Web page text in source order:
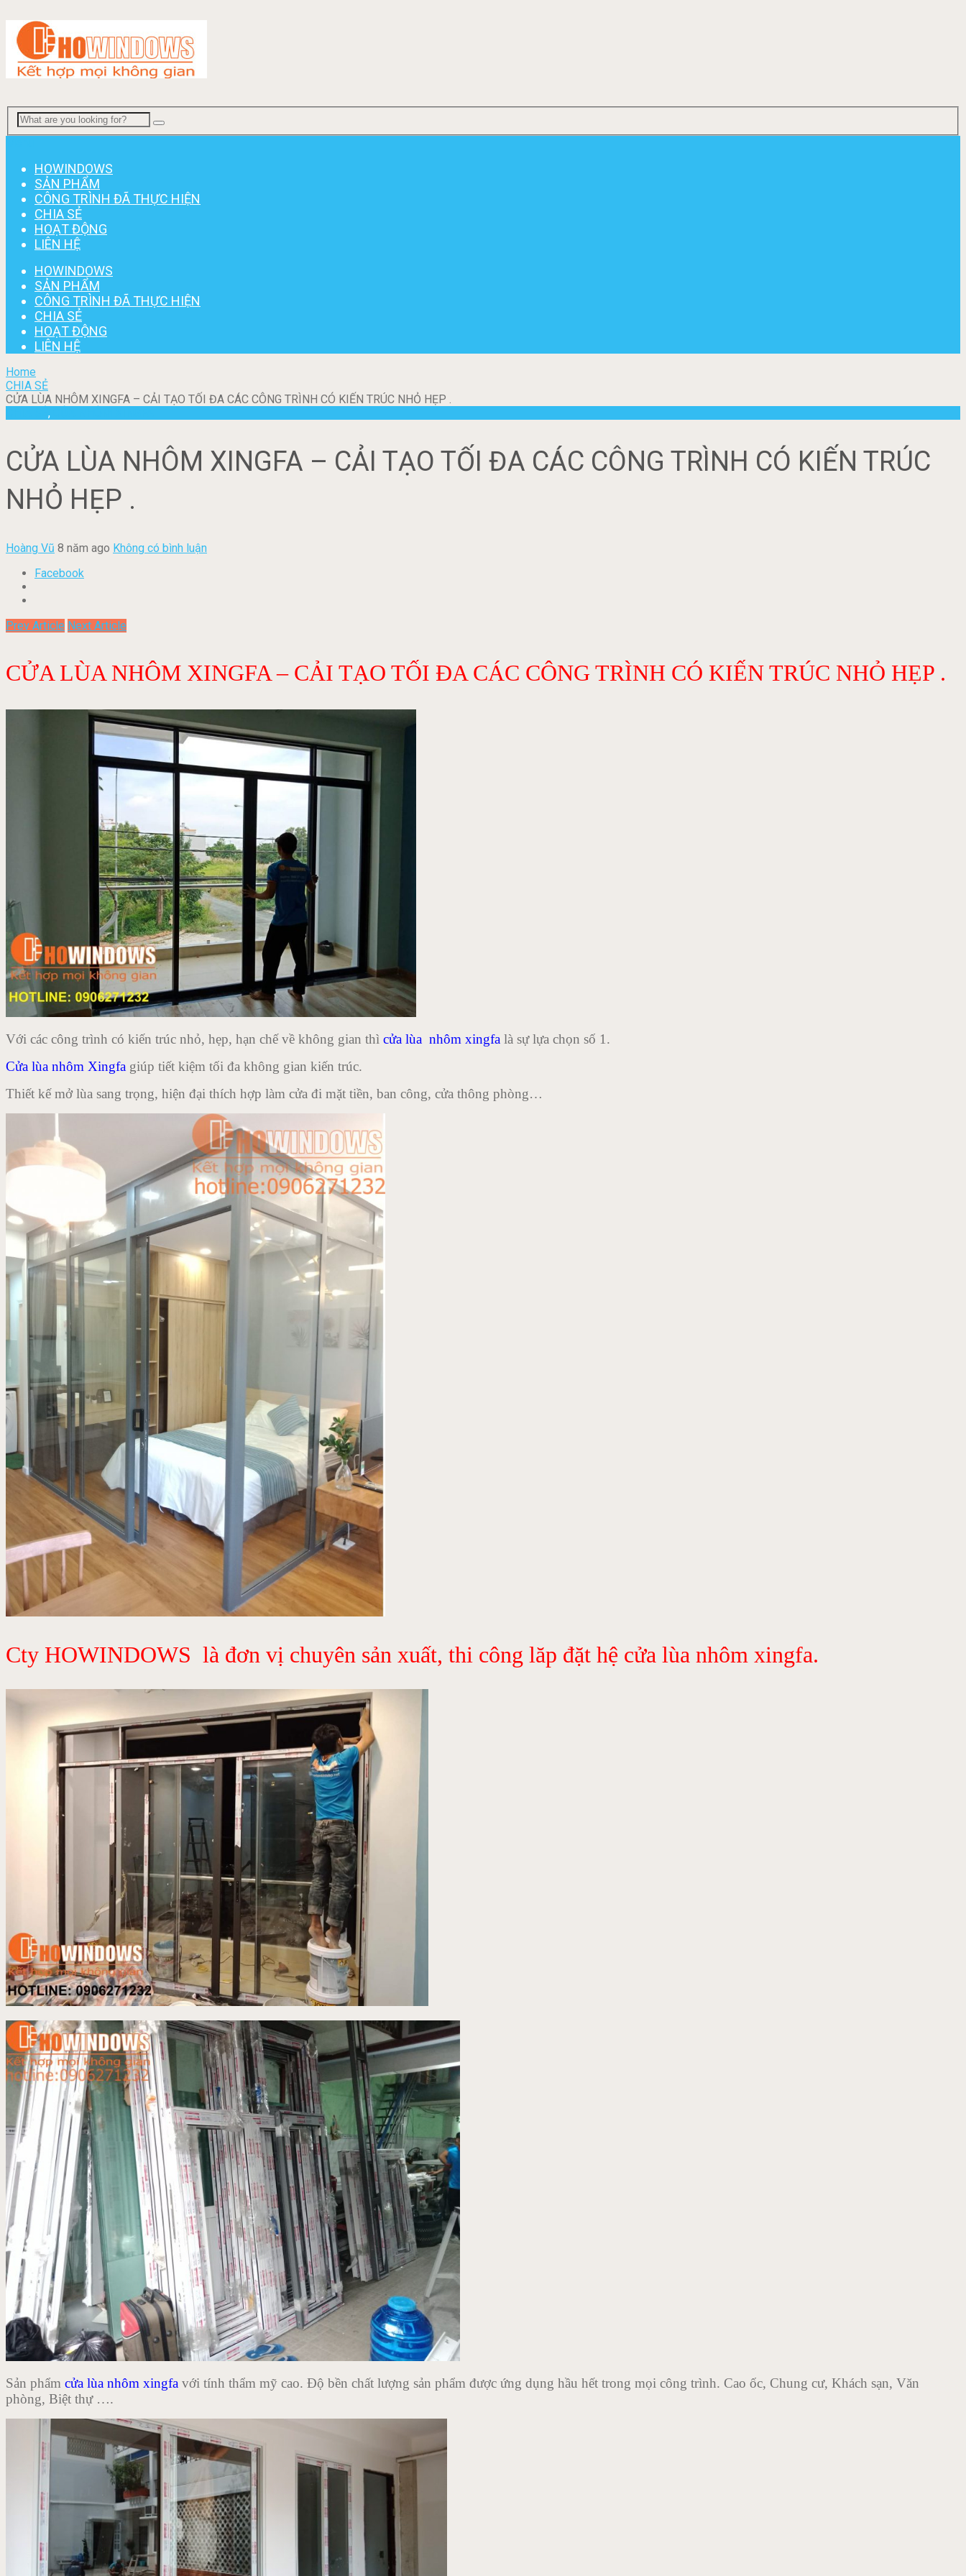
HOWINDOWS
SẢN PHẨM
CÔNG TRÌNH ĐÃ THỰC HIỆN
CHIA SẺ
HOẠT ĐỘNG
LIÊN HỆ
HOWINDOWS
SẢN PHẨM
CÔNG TRÌNH ĐÃ THỰC HIỆN
CHIA SẺ
HOẠT ĐỘNG
LIÊN HỆ
Home
CHIA SẺ
CỬA LÙA NHÔM XINGFA – CẢI TẠO TỐI ĐA CÁC CÔNG TRÌNH CÓ KIẾN TRÚC NHỎ HẸP .
,
CỬA LÙA NHÔM XINGFA – CẢI TẠO TỐI ĐA CÁC CÔNG TRÌNH CÓ KIẾN TRÚC
NHỎ HẸP .
Hoàng Vũ 8 năm ago Không có bình luận
Facebook
Prev Article Next Article
CỬA LÙA NHÔM XINGFA – CẢI TẠO TỐI ĐA CÁC CÔNG TRÌNH CÓ KIẾN TRÚC NHỎ HẸP .
Với các công trình có kiến trúc nhỏ, hẹp, hạn chế về không gian thì cửa lùa nhôm xingfa là sự lựa chọn số 1.
Cửa lùa nhôm Xingfa giúp tiết kiệm tối đa không gian kiến trúc.
Thiết kế mở lùa sang trọng, hiện đại thích hợp làm cửa đi mặt tiền, ban công, cửa thông phòng…
Cty HOWINDOWS là đơn vị chuyên sản xuất, thi công lăp đặt hệ cửa lùa nhôm xingfa.
Sản phẩm cửa lùa nhôm xingfa với tính thẩm mỹ cao. Độ bền chất lượng sản phẩm được ứng dụng hầu hết trong mọi công trình. Cao ốc, Chung cư, Khách sạn, Văn
phòng, Biệt thự ….